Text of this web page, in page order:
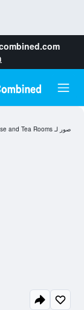
صور لـ Blenheim Guest House and Tea Rooms